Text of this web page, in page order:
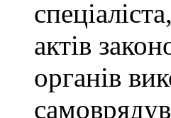
актів
органів